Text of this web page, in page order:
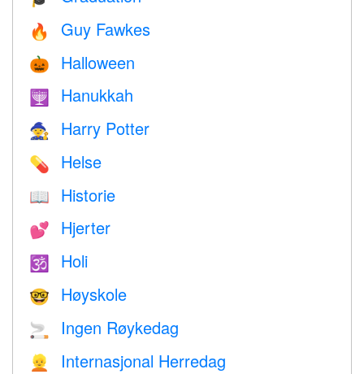
🔥 Guy Fawkes
🎃 Halloween
🕎 Hanukkah
🧙 Harry Potter
💊 Helse
📖 Historie
💕 Hjerter
🕉 Holi
🤓 Høyskole
🚬 Ingen Røykedag
👱 Internasjonal Herredag